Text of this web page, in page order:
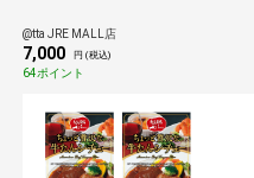
@tta JRE MALL店
7,000 円 (税込)
64ポイント